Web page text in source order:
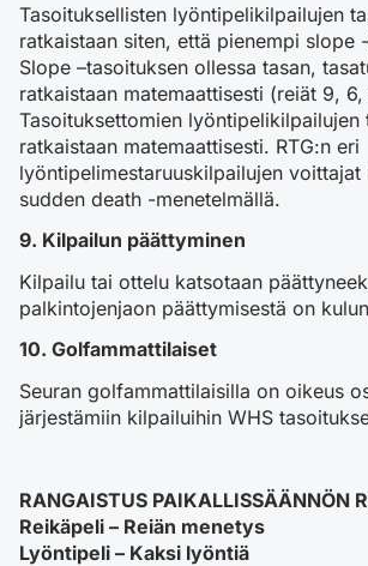
Tasoituksellisten lyöntipelikilpailujen
ratkaistaan siten, että pienempi slope
Slope –tasoituksen ollessa tasan,
ratkaistaan matemaattisesti (reiät 9, 6,
Tasoituksettomien lyöntipelikilpailujen
ratkaistaan matemaattisesti. RTG:n eri
lyöntipelimestaruuskilpailujen voittajat
sudden death -menetelmällä.
9. Kilpailun päättyminen
Kilpailu tai ottelu katsotaan
palkintojenjaon päättymisestä on
10. Golfammattilaiset
Seuran golfammattilaisilla on oikeus
järjestämiin kilpailuihin WHS
RANGAISTUS PAIKALLISSÄÄNNÖN
Reikäpeli – Reiän menetys
Lyöntipeli – Kaksi lyöntiä